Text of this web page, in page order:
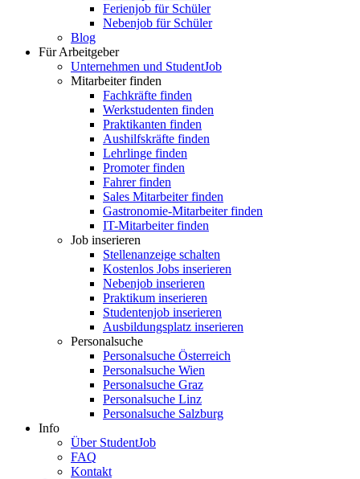
Ferienjob für Schüler
Nebenjob für Schüler
Blog
Für Arbeitgeber
Unternehmen und StudentJob
Mitarbeiter finden
Fachkräfte finden
Werkstudenten finden
Praktikanten finden
Aushilfskräfte finden
Lehrlinge finden
Promoter finden
Fahrer finden
Sales Mitarbeiter finden
Gastronomie-Mitarbeiter finden
IT-Mitarbeiter finden
Job inserieren
Stellenanzeige schalten
Kostenlos Jobs inserieren
Nebenjob inserieren
Praktikum inserieren
Studentenjob inserieren
Ausbildungsplatz inserieren
Personalsuche
Personalsuche Österreich
Personalsuche Wien
Personalsuche Graz
Personalsuche Linz
Personalsuche Salzburg
Info
Über StudentJob
FAQ
Kontakt